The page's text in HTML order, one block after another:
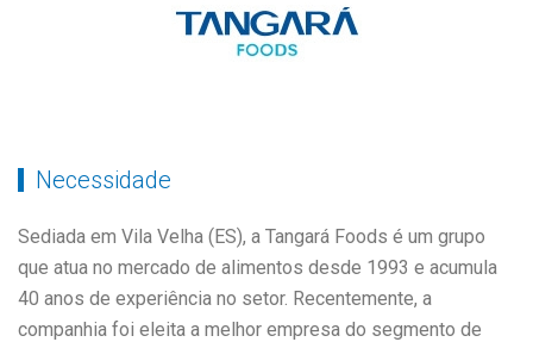
Necessidade
Sediada em Vila Velha (ES), a Tangará Foods é um grupo
que atua no mercado de alimentos desde 1993 e acumula
40 anos de experiência no setor. Recentemente, a
companhia foi eleita a melhor empresa do segmento de